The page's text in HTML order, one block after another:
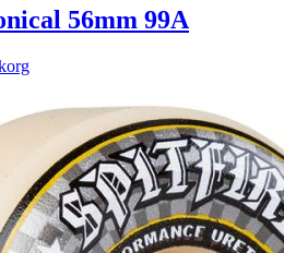
56mm 99A